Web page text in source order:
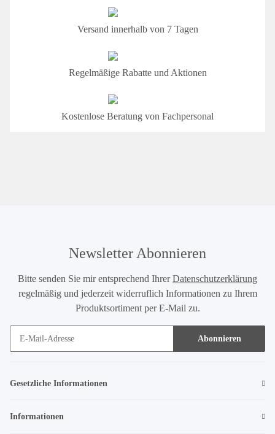
Versand innerhalb von 7 Tagen
Regelmäßige Rabatte und Aktionen
Kostenlose Beratung von Fachpersonal
Newsletter Abonnieren
Bitte senden Sie mir entsprechend IhrerDatenschutzerklärung
regelmäßig und jederzeit widerruflich Informationen zu Ihrem
Produktsortiment per E-Mail zu.
Abonnieren
Gesetzliche Informationen
Informationen